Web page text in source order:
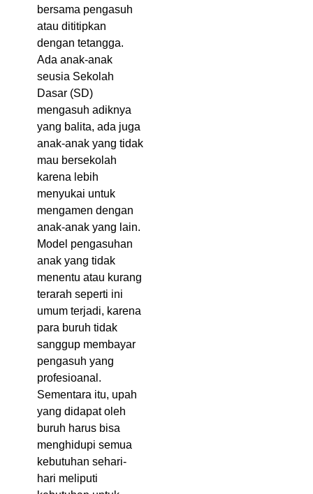
bersama pengasuh
atau dititipkan
dengan tetangga.
Ada anak-anak
seusia Sekolah
Dasar (SD)
mengasuh adiknya
yang balita, ada juga
anak-anak yang tidak
mau bersekolah
karena lebih
menyukai untuk
mengamen dengan
anak-anak yang lain.
Model pengasuhan
anak yang tidak
menentu atau kurang
terarah seperti ini
umum terjadi, karena
para buruh tidak
sanggup membayar
pengasuh yang
profesioanal.
Sementara itu, upah
yang didapat oleh
buruh harus bisa
menghidupi semua
kebutuhan sehari-
hari meliputi